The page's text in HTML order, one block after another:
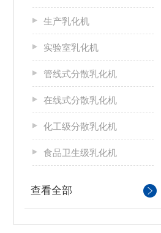
生产乳化机
实验室乳化机
管线式分散乳化机
在线式分散乳化机
化工级分散乳化机
食品卫生级乳化机
查看全部